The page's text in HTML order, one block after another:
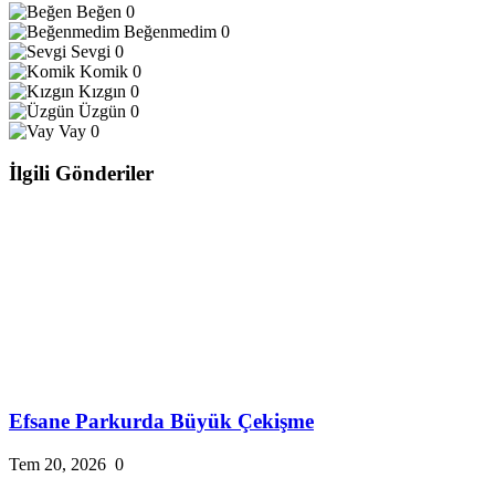
Beğen 0
Beğenmedim 0
Sevgi 0
Komik 0
Kızgın 0
Üzgün 0
Vay 0
İlgili Gönderiler
Efsane Parkurda Büyük Çekişme
Tem 20, 2026 0